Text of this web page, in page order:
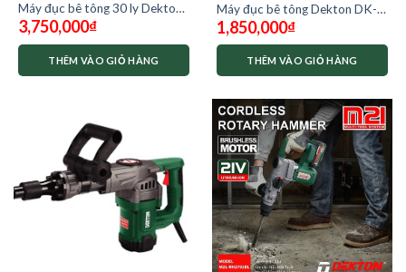
Máy đục bê tông 30 ly Dekton
DK-HD6501
3,750,000₫
THÊM VÀO GIỎ HÀNG
Máy đục bê tông Dekton DK-
HD3501
1,850,000₫
THÊM VÀO GIỎ HÀNG